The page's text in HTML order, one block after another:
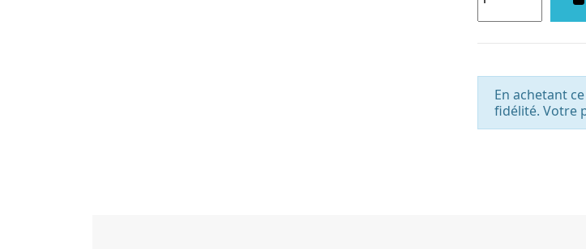
En achetant
fidélité. Votre